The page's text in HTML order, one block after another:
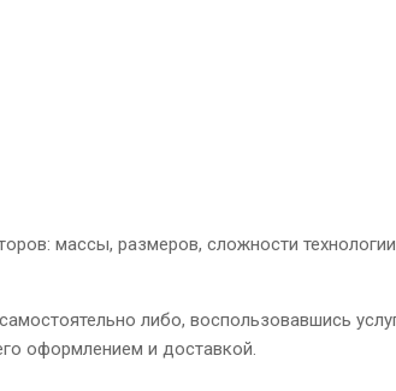
массы, размеров, сложности
либо, воспользовавшись
оформлением и доставкой.